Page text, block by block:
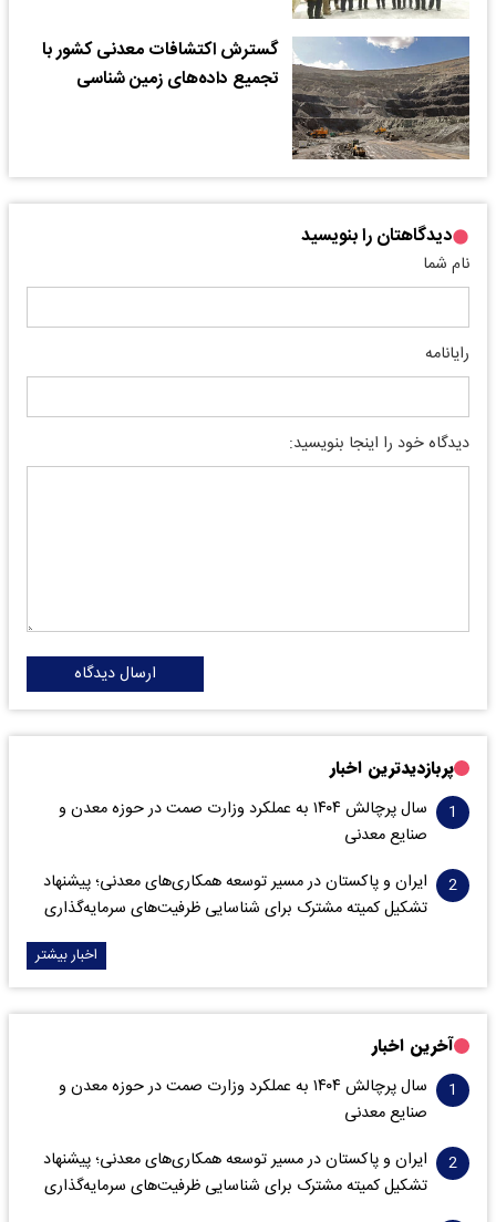
گسترش اکتشافات معدنی کشور با
تجمیع داده‌های زمین شناسی
دیدگاهتان را بنویسید
نام شما
رایانامه
دیدگاه خود را اینجا بنویسید:
ارسال دیدگاه
پربازدیدترین اخبار
سال پرچالش ۱۴۰۴ به عملکرد وزارت صمت در حوزه معدن و
صنایع معدنی
ایران و پاکستان در مسیر توسعه همکاری‌های معدنی؛ پیشنهاد
تشکیل کمیته مشترک برای شناسایی ظرفیت‌های سرمایه‌گذاری
اخبار بیشتر
آخرین اخبار
سال پرچالش ۱۴۰۴ به عملکرد وزارت صمت در حوزه معدن و
صنایع معدنی
ایران و پاکستان در مسیر توسعه همکاری‌های معدنی؛ پیشنهاد
تشکیل کمیته مشترک برای شناسایی ظرفیت‌های سرمایه‌گذاری